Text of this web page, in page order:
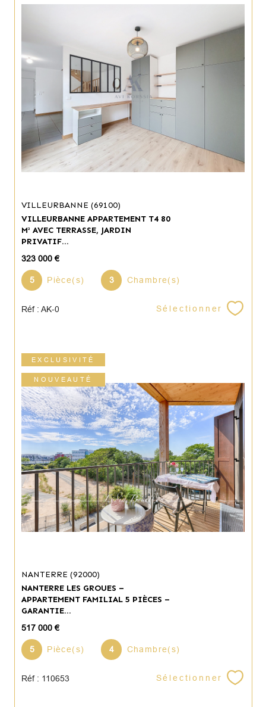
VILLEURBANNE (69100)
VILLEURBANNE APPARTEMENT T4 80
M² AVEC TERRASSE, JARDIN
PRIVATIF...
323 000 €
5 Pièce(s) 3 Chambre(s)
Réf : AK-0 Sélectionner
EXCLUSIVITÉ
NOUVEAUTÉ
NANTERRE (92000)
NANTERRE LES GROUES –
APPARTEMENT FAMILIAL 5 PIÈCES –
GARANTIE...
517 000 €
5 Pièce(s) 4 Chambre(s)
Réf : 110653 Sélectionner